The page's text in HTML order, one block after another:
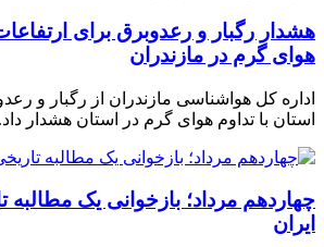
هشدار رگبار و رعدوبرق برای
هوای گرم در مازندران
اداره کل هواشناسی مازندران از رگبار و
استان با تداوم هوای گرم در استان هشدار داد.
چهاردهم مرداد؛ بازخوانی یک مطالبه
ایران